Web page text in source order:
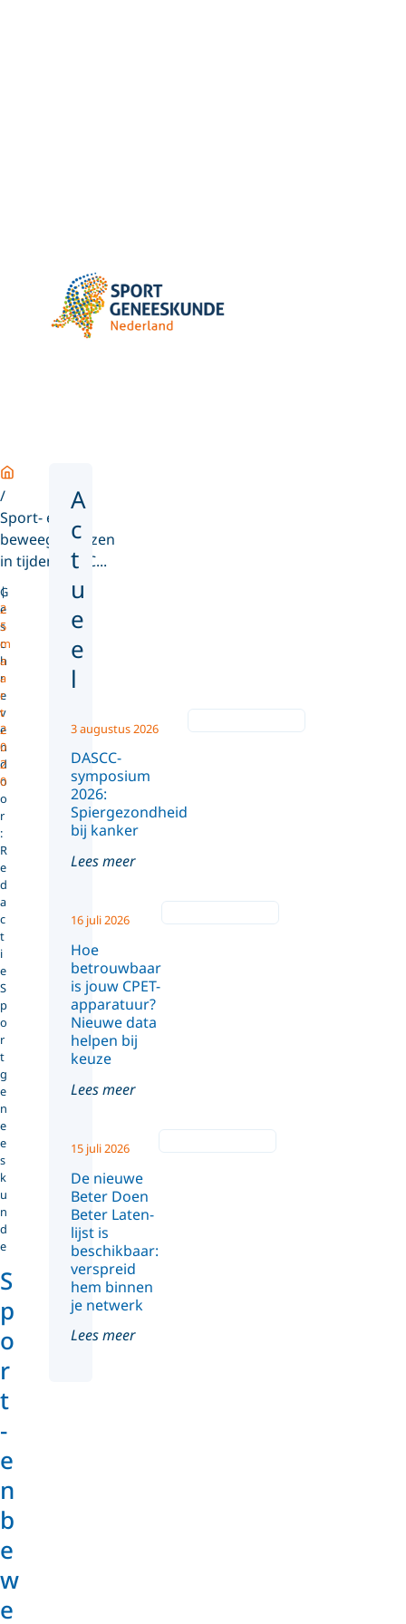
Home
Sport- en
beweegadviezen
in tijden van C...
S
p
o
r
t
-
e
n
b
e
w
e
G
e
s
c
h
r
e
v
e
n
d
o
o
r
:
R
e
d
a
c
t
i
e
S
p
o
r
t
g
e
n
e
e
s
k
u
n
d
e
2
5
m
a
a
r
t
2
0
2
0
A
c
t
u
e
e
l
DASCC-
symposium
2026:
Spiergezondheid
bij kanker
3 augustus 2026
Lees meer
Hoe
betrouwbaar
is jouw CPET-
apparatuur?
Nieuwe data
helpen bij
keuze
16 juli 2026
Lees meer
De nieuwe
Beter Doen
Beter Laten-
lijst is
beschikbaar:
verspreid
hem binnen
je netwerk
15 juli 2026
Lees meer